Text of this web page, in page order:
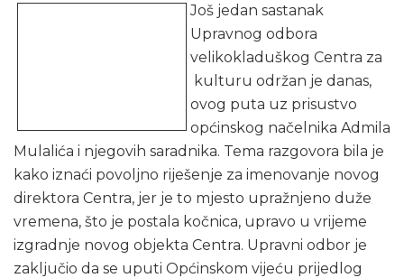
Još jedan sastanak
Upravnog odbora
velikokladuškog Centra za
kulturu održan je danas,
ovog puta uz prisustvo
općinskog načelnika Admila
Mulalića i njegovih saradnika. Tema razgovora bila je
kako iznaći povoljno riješenje za imenovanje novog
direktora Centra, jer je to mjesto upražnjeno duže
vremena, što je postala kočnica, upravo u vrijeme
izgradnje novog objekta Centra. Upravni odbor je
zaključio da se uputi Općinskom vijeću prijedlog